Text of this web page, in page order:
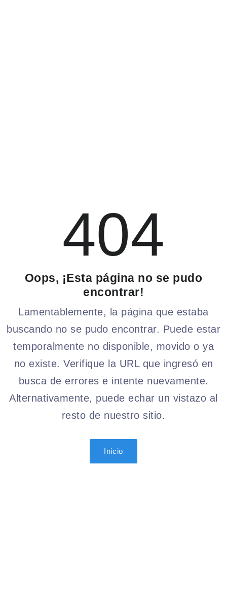
404
Oops, ¡Esta página no se pudo
encontrar!
Lamentablemente, la página que estaba
buscando no se pudo encontrar. Puede estar
temporalmente no disponible, movido o ya
no existe. Verifique la URL que ingresó en
busca de errores e intente nuevamente.
Alternativamente, puede echar un vistazo al
resto de nuestro sitio.
Inicio